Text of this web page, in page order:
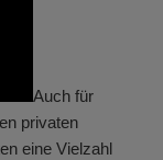
Auch für
privaten
eine Vielzahl